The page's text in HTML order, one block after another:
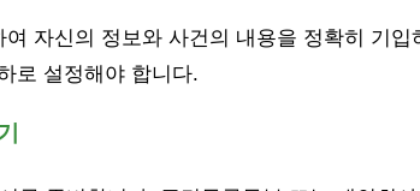
자신의 정보와 사건의 내용을 정확히 기입
로 설정해야 합니다.